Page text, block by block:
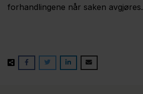
forhandlingene når saken avgjøres.